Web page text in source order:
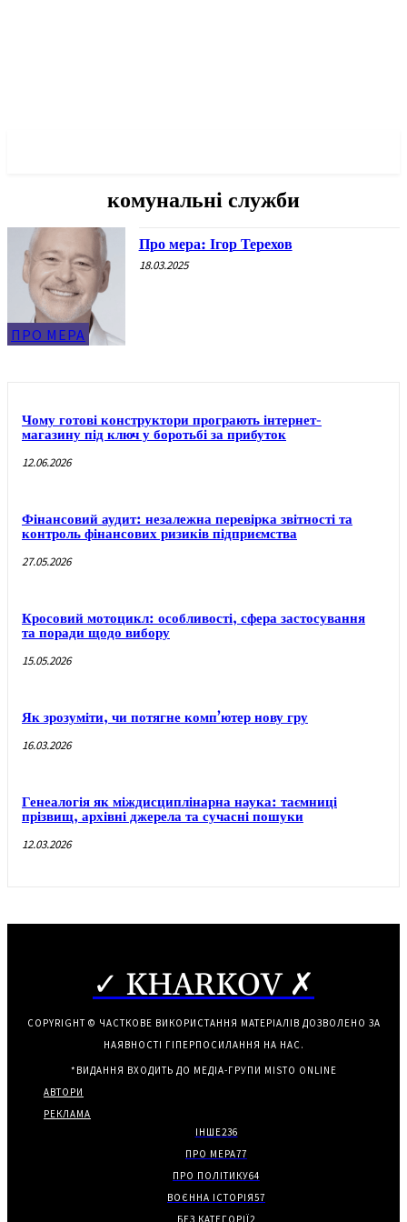
комунальні служби
ПРО МЕРА
Про мера: Ігор Терехов
18.03.2025
Чому готові конструктори програють інтернет-
магазину під ключ у боротьбі за прибуток
12.06.2026
Фінансовий аудит: незалежна перевірка звітності та
контроль фінансових ризиків підприємства
27.05.2026
Кросовий мотоцикл: особливості, сфера застосування
та поради щодо вибору
15.05.2026
Як зрозуміти, чи потягне комп’ютер нову гру
16.03.2026
Генеалогія як міждисциплінарна наука: таємниці
прізвищ, архівні джерела та сучасні пошуки
12.03.2026
✓ KHARKOV ✗
COPYRIGHT © ЧАСТКОВЕ ВИКОРИСТАННЯ МАТЕРІАЛІВ ДОЗВОЛЕНО ЗА
НАЯВНОСТІ ГІПЕРПОСИЛАННЯ НА НАС.
*ВИДАННЯ ВХОДИТЬ ДО МЕДІА-ГРУПИ MISTO ONLINE
АВТОРИ
РЕКЛАМА
ІНШЕ236
ПРО МЕРА77
ПРО ПОЛІТИКУ64
ВОЄННА ІСТОРІЯ57
БЕЗ КАТЕГОРІЇ2